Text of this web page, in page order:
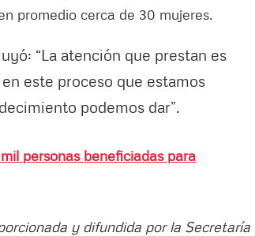
promedio cerca de 30 mujeres.
“La atención que prestan es
este proceso que estamos
podemos dar”.
personas beneficiadas para
y difundida por la Secretaría